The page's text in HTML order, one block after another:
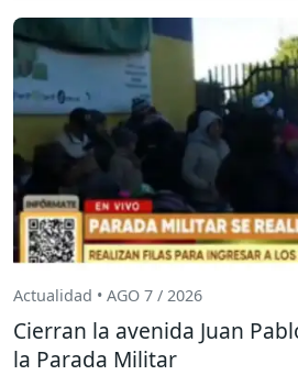
Actualidad • AGO 7 / 2026
Cierran la avenida Juan
la Parada Militar